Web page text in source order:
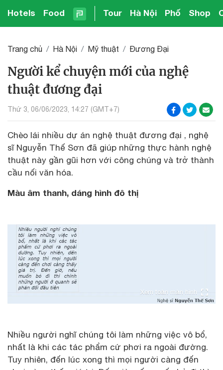
Hotels Food Tour Hà Nội Phố Shop
Trang chủ Hà Nội Mỹ thuật Đương Đại
Người kể chuyện mới của nghệ
thuật đương đại
Thứ 3, 06/06/2023, 14:27 (GMT+7)
Chèo lái nhiều dự án nghệ thuật đương đại , nghệ
sĩ Nguyễn Thế Sơn đã giúp những thực hành nghệ
thuật này gần gũi hơn với công chúng và trở thành
cầu nối văn hóa.
Màu âm thanh, dáng hình đô thị
Xem toàn màn hình
Nhiều người nghĩ chúng tôi làm những việc vô bổ,
nhất là khi các tác phẩm cứ phơi ra ngoài đường.
Tuy nhiên, đến lúc xong thì mọi người càng đến